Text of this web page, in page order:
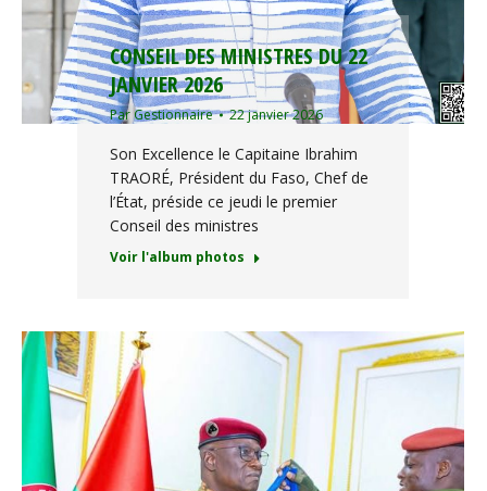
CONSEIL DES MINISTRES DU 22
JANVIER 2026
ParGestionnaire 22 janvier 2026
Son Excellence le Capitaine Ibrahim
TRAORÉ, Président du Faso, Chef de
l’État, préside ce jeudi le premier
Conseil des ministres
Voir l'album photos